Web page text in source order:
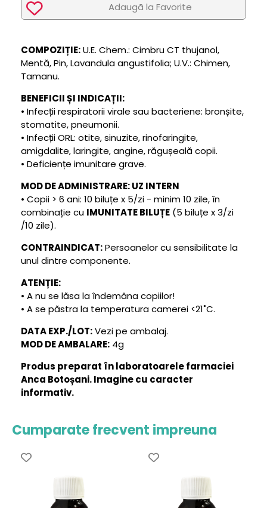
Adaugã la Favorite
COMPOZIȚIE:U.E. Chem.: Cimbru CT thujanol,
Mentă, Pin, Lavandula angustifolia; U.V.: Chimen,
Tamanu.
BENEFICII ȘI INDICAȚII:
• Infecții respiratorii virale sau bacteriene: bronșite,
stomatite, pneumonii.
• Infecții ORL: otite, sinuzite, rinofaringite,
amigdalite, laringite, angine, răgușeală copii.
• Deficiențe imunitare grave.
MOD DE ADMINISTRARE: UZ INTERN
• Copii > 6 ani: 10 biluțe x 5/zi - minim 10 zile, în
combinație cu IMUNITATE BILUȚE (5 biluțe x 3/zi
/10 zile).
CONTRAINDICAT:Persoanelor cu sensibilitate la
unul dintre componente.
ATENȚIE:
• A nu se lăsa la îndemâna copiilor!
• A se păstra la temperatura camerei <21˚C.
DATA EXP./LOT:Vezi pe ambalaj.
MOD DE AMBALARE: 4g
Produs preparat în laboratoarele farmaciei
Anca Botoșani. Imagine cu caracter
informativ.
Cumparate frecvent impreuna